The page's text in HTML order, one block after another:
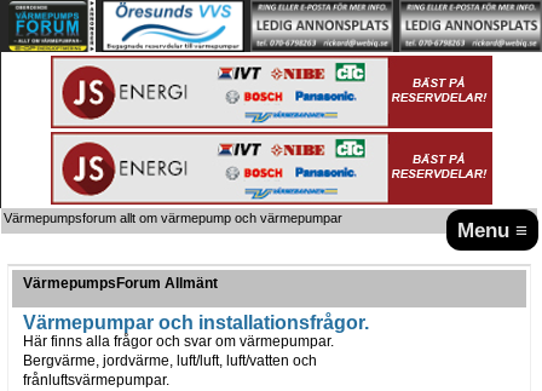
Menu ≡
Värmepumpsforum allt om värmepump och värmepumpar
VärmepumpsForum Allmänt
Värmepumpar och installationsfrågor.
Här finns alla frågor och svar om värmepumpar.
Bergvärme, jordvärme, luft/luft, luft/vatten och
frånluftsvärmepumpar.